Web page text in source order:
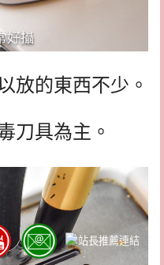
放的東西不少。
刀具為主。